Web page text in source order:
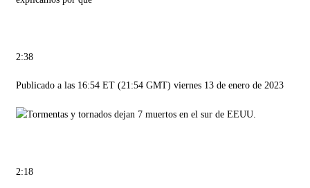
2:38
Publicado a las 16:54 ET (21:54 GMT) viernes 13 de enero de 2023
2:18